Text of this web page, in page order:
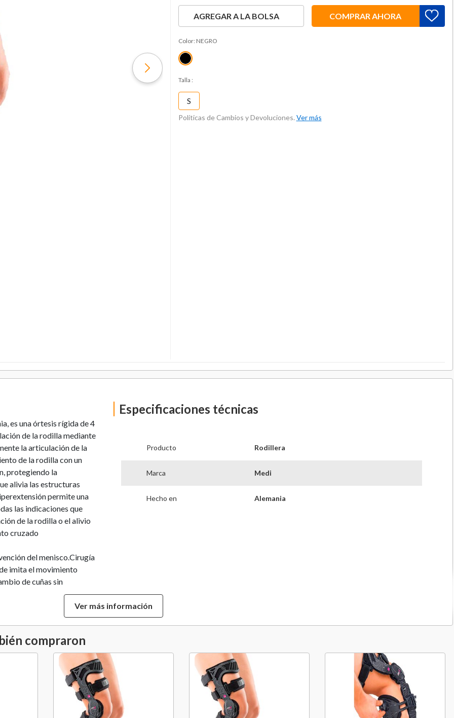
AGREGAR A LA BOLSA COMPRAR AHORA
Color: NEGRO
Talla :
S
Políticas de Cambios y Devoluciones. Ver más
es una órtesis rígida de 4
de la rodilla mediante
la articulación de la
de la rodilla con un
protegiendo la
alivia las estructuras
permite una
las indicaciones que
de la rodilla o el alivio
cruzado
del menisco.Cirugía
imita el movimiento
de cuñas sin
con las pinzas integradas
evitan la presión no
bajo prescripción
encontrarse en Región
Consulte
en otras
elegir tu talla?Talla XS :
- 45 cm.Talla M: Contorno
XL : Contorno del Muslo
Especificaciones técnicas
Producto Rodillera
Marca Medi
Hecho en Alemania
Ver más información
compraron